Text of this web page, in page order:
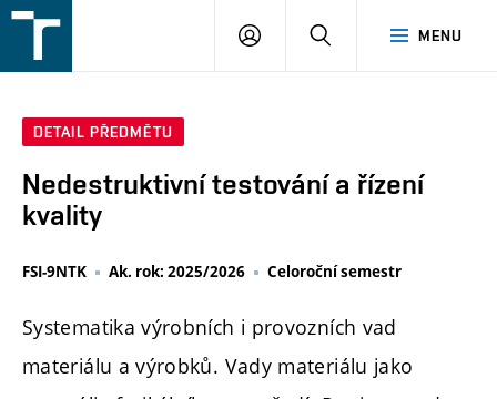
v
MENU
PŘIHLÁŠENÍ
DETAIL PŘEDMĚTU
Nedestruktivní testování a řízení
kvality
FSI-9NTK Ak. rok: 2025/2026 Celoroční semestr
Systematika výrobních i provozních vad
materiálu a výrobků. Vady materiálu jako